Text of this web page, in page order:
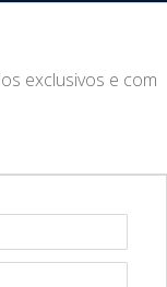
exclusivos e com